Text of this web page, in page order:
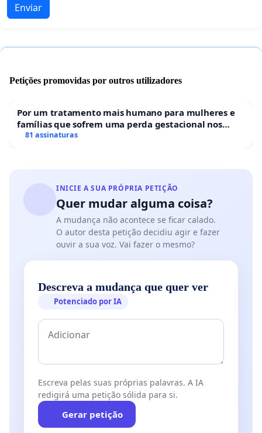
Enviar
Petições promovidas por outros utilizadores
Por um tratamento mais humano para mulheres e
famílias que sofrem uma perda gestacional nos
hospitais portugueses
81 assinaturas
INICIE A SUA PRÓPRIA PETIÇÃO
Quer mudar alguma coisa?
A mudança não acontece se ficar calado.
O autor desta petição decidiu agir e fazer
ouvir a sua voz. Vai fazer o mesmo?
Descreva a mudança que quer ver
Potenciado por IA
Escreva pelas suas próprias palavras. A IA
redigirá uma petição sólida para si.
Gerar petição